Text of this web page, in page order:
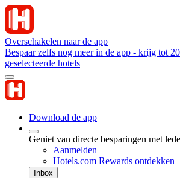
Overschakelen naar de app
Bespaar zelfs nog meer in de app - krijg tot
geselecteerde hotels
Download de app
Geniet van directe besparingen met
Aanmelden
Hotels.com Rewards ontdekken
Inbox